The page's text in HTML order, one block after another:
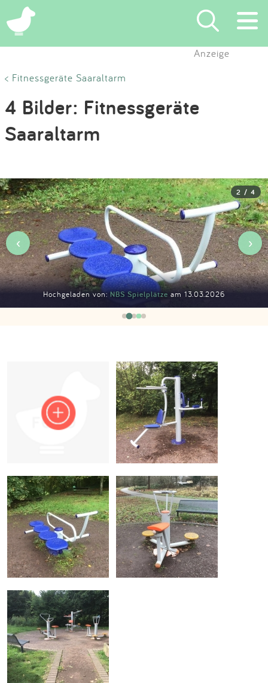
×
Suchen
Eintragen
Blog
Partner
Kontakt
Impressum
Anmelden
Anzeige
< Fitnessgeräte Saaraltarm
4 Bilder: Fitnessgeräte
Saaraltarm
Hochgeladen von:NBS Spielplätze am 13.03.2026
2 / 4
‹ ›